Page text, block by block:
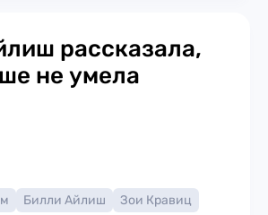
рассказала,
не умела
Билли Айлиш
Зои Кравиц